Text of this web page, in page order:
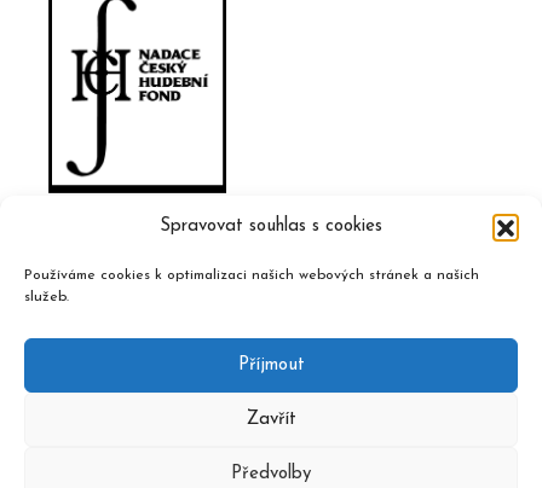
Spravovat souhlas s cookies
Používáme cookies k optimalizaci našich webových stránek a našich
služeb.
Příjmout
Zavřít
Předvolby